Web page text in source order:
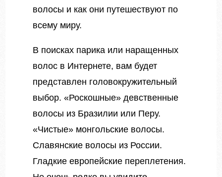
волосы и как они путешествуют по
всему миру.
В поисках парика или наращенных
волос в Интернете, вам будет
представлен головокружительный
выбор. «Роскошные» девственные
волосы из Бразилии или Перу.
«Чистые» монгольские волосы.
Славянские волосы из России.
Гладкие европейские переплетения.